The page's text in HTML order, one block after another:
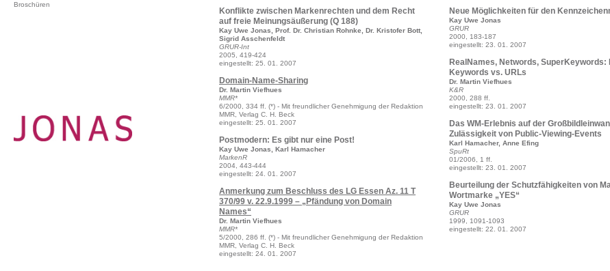
Broschüren
Konflikte zwischen Markenrechten und dem Recht
auf freie Meinungsäußerung (Q 188)
Kay Uwe Jonas, Prof. Dr. Christian Rohnke, Dr. Kristofer Bott,
Sigrid Asschenfeldt
GRUR-Int
2005, 419-424
eingestellt: 25. 01. 2007
Domain-Name-Sharing
Dr. Martin Viefhues
MMR*
6/2000, 334 ff. (*) - Mit freundlicher Genehmigung der Redaktion
MMR, Verlag C. H. Beck
eingestellt: 25. 01. 2007
Postmodern: Es gibt nur eine Post!
Kay Uwe Jonas, Karl Hamacher
MarkenR
2004, 443-444
eingestellt: 24. 01. 2007
Anmerkung zum Beschluss des LG Essen Az. 11 T
370/99 v. 22.9.1999 – „Pfändung von Domain
Names“
Dr. Martin Viefhues
MMR*
5/2000, 286 ff. (*) - Mit freundlicher Genehmigung der Redaktion
MMR, Verlag C. H. Beck
eingestellt: 24. 01. 2007
Neue Möglichkeiten für den
Kay Uwe Jonas
GRUR
2000, 183-187
eingestellt: 23. 01. 2007
RealNames, Networds, SuperKeywords:
Keywords vs. URLs
Dr. Martin Viefhues
K&R
2000, 288 ff.
eingestellt: 23. 01. 2007
Das WM-Erlebnis auf der
Zulässigkeit von Public-Viewing-Events
Karl Hamacher, Anne Efing
SpuRt
01/2006, 1 ff.
eingestellt: 23. 01. 2007
Beurteilung der Schutzfähigkeiten von
Wortmarke „YES“
Kay Uwe Jonas
GRUR
1999, 1091-1093
eingestellt: 22. 01. 2007